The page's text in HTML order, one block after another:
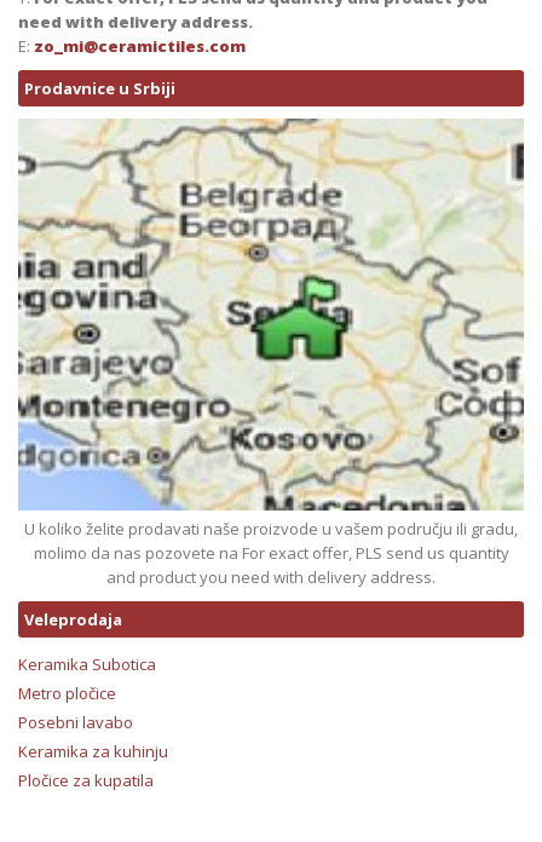
need with delivery address.
E: zo_mi@ceramictiles.com
Prodavnice u Srbiji
U koliko želite prodavati naše proizvode u vašem području ili gradu,
molimo da nas pozovete na For exact offer, PLS send us quantity
and product you need with delivery address.
Veleprodaja
Keramika Subotica
Metro pločice
Posebni lavabo
Keramika za kuhinju
Pločice za kupatila